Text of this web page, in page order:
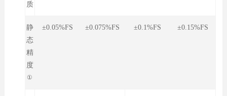
质
静
态
精
度
①
±0.05%FS ±0.075%FS ±0.1%FS ±0.15%FS